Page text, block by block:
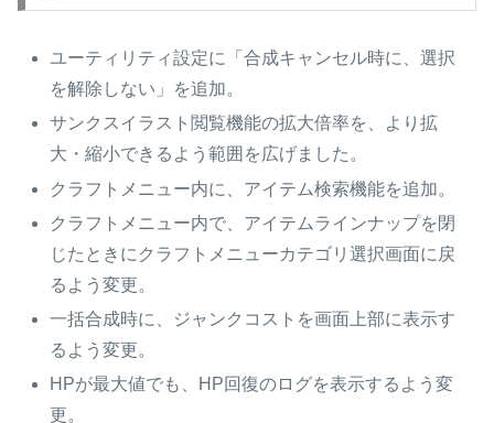
ユーティリティ設定に「合成キャンセル時に、選択
を解除しない」を追加。
サンクスイラスト閲覧機能の拡大倍率を、より拡
大・縮小できるよう範囲を広げました。
クラフトメニュー内に、アイテム検索機能を追加。
クラフトメニュー内で、アイテムラインナップを閉
じたときにクラフトメニューカテゴリ選択画面に戻
るよう変更。
一括合成時に、ジャンクコストを画面上部に表示す
るよう変更。
HPが最大値でも、HP回復のログを表示するよう変
更。